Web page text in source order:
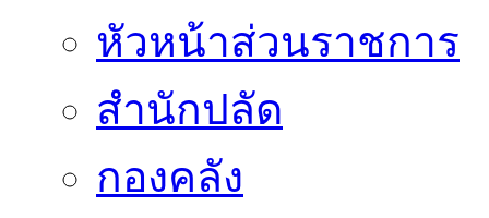
หัวหน้าส่วนราชการ
สำนักปลัด
กองคลัง